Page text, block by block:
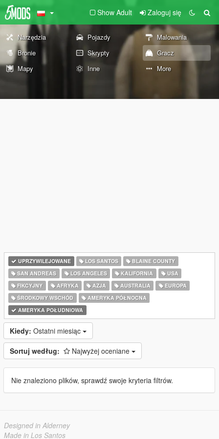
Show Adult Zaloguj się
Narzędzia Pojazdy
Malowania
Bronie
Skrypty
Gracz
Mapy
Inne More
UPRZYWILEJOWANE LOS SANTOS
BLAINE COUNTY
SAN ANDREAS
LOS ANGELES KALIFORNIA
USA
FIKCYJNY
AFRYKA AZJA AUSTRALIA
EUROPA
ŚRODKOWY WSCHÓD
AMERYKA PÓŁNOCNA
AMERYKA POŁUDNIOWA
Kiedy: Ostatni miesiąc
Sortuj według: Najwyżej oceniane
Nie znaleziono plików, sprawdź swoje kryteria filtrów.
Designed in Alderney
Made in Los Santos